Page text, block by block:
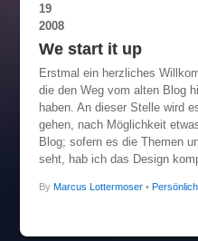
19
2008
We start it up
Erstmal ein herzliches
die den Weg vom alten Blog
haben. An dieser Stelle wird
gehen, nach Möglichkeit
Blog; sofern es die Themen
seht, hab ich das Design
By Marcus Lottermoser•